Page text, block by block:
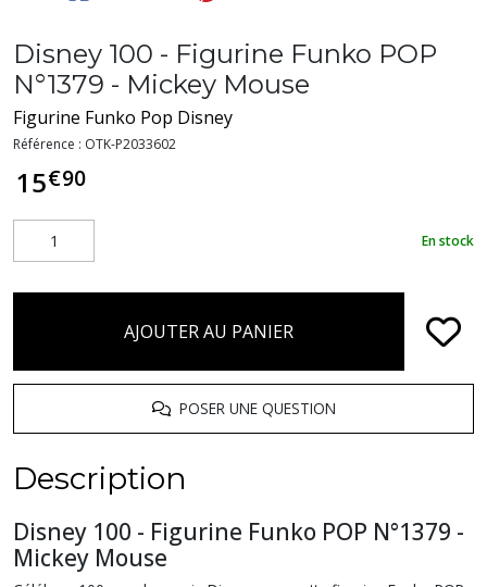
Disney 100 - Figurine Funko POP
N°1379 - Mickey Mouse
Figurine Funko Pop Disney
Référence : OTK-P2033602
15€90
En stock
AJOUTER AU PANIER
POSER UNE QUESTION
Description
Disney 100 - Figurine Funko POP N°1379 -
Mickey Mouse